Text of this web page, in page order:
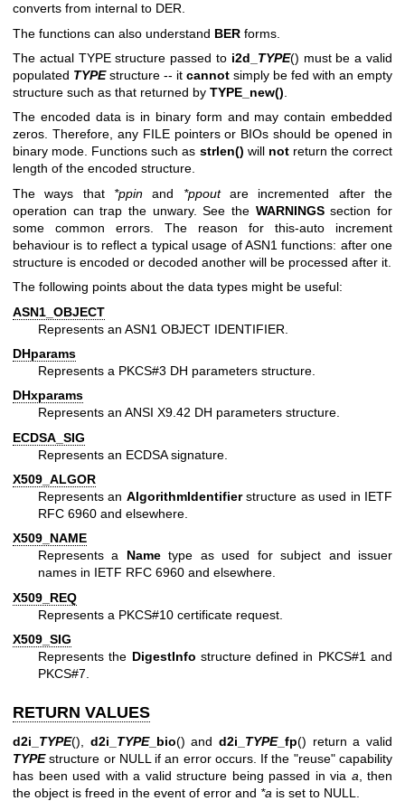
converts from internal to DER.
The functions can also understand BER forms.
The actual TYPE structure passed to i2d_ TYPE() must be a valid
populated TYPEstructure -- it cannot simply be fed with an empty
structure such as that returned by TYPE_new()
The encoded data is in binary form and may contain embedded
zeros. Therefore, any FILE pointers or BIOs should be opened in
binary mode. Functions such as strlen() will notreturn the correct
length of the encoded structure.
The ways that *ppin and *ppoutare incremented after the
operation can trap the unwary. See the WARNINGSsection for
some common errors. The reason for this-auto increment
behaviour is to reflect a typical usage of ASN1 functions: after one
structure is encoded or decoded another will be processed after it.
The following points about the data types might be useful:
ASN1_OBJECT
Represents an ASN1 OBJECT IDENTIFIER.
DHparams
Represents a PKCS#3 DH parameters structure.
DHxparams
Represents an ANSI X9.42 DH parameters structure.
ECDSA_SIG
Represents an ECDSA signature.
X509_ALGOR
Represents an AlgorithmIdentifierstructure as used in IETF
RFC 6960 and elsewhere.
X509_NAME
Represents a Nametype as used for subject and issuer
names in IETF RFC 6960 and elsewhere.
X509_REQ
Represents a PKCS#10 certificate request.
X509_SIG
Represents the DigestInfo structure defined in PKCS#1 and
PKCS#7.
RETURN VALUES
d2i_ TYPE(), d2i_ TYPE_bio() andd2i_ TYPE_fp() return a valid
TYPEstructure or NULL if an error occurs. If the "reuse" capability
has been used with a valid structure being passed in via a , then
the object is freed in the event of error and *a is set to NULL.